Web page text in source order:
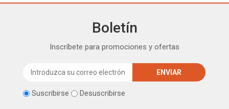
Boletín
Inscríbete para promociones y ofertas
Suscribirse Desuscribirse